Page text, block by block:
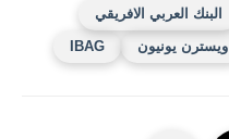
البنك العربي الافريقي
ويسترن يونيون IBAG